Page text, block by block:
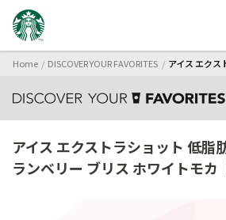
Home DISCOVER YOUR FAVORITES アイス エクス
アイス エクストラショット 低脂
ランベリー ブリス ホワイトモカ